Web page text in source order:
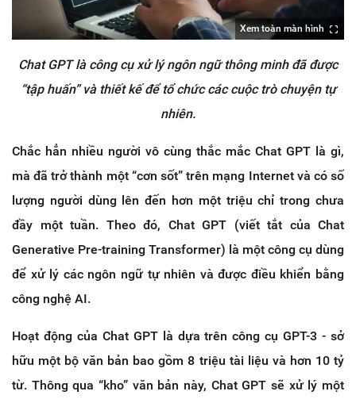
Xem toàn màn hình
Chat GPT là công cụ xử lý ngôn ngữ thông minh đã được
“tập huấn” và thiết kế để tổ chức các cuộc trò chuyện tự
nhiên.
Chắc hẳn nhiều người vô cùng thắc mắc Chat GPT là gì,
mà đã trở thành một “cơn sốt” trên mạng Internet và có số
lượng người dùng lên đến hơn một triệu chỉ trong chưa
đầy một tuần. Theo đó, Chat GPT (viết tắt của Chat
Generative Pre-training Transformer) là một công cụ dùng
để xử lý các ngôn ngữ tự nhiên và được điều khiển bằng
công nghệ AI.
Hoạt động của Chat GPT là dựa trên công cụ GPT-3 - sở
hữu một bộ văn bản bao gồm 8 triệu tài liệu và hơn 10 tỷ
từ. Thông qua “kho” văn bản này, Chat GPT sẽ xử lý một